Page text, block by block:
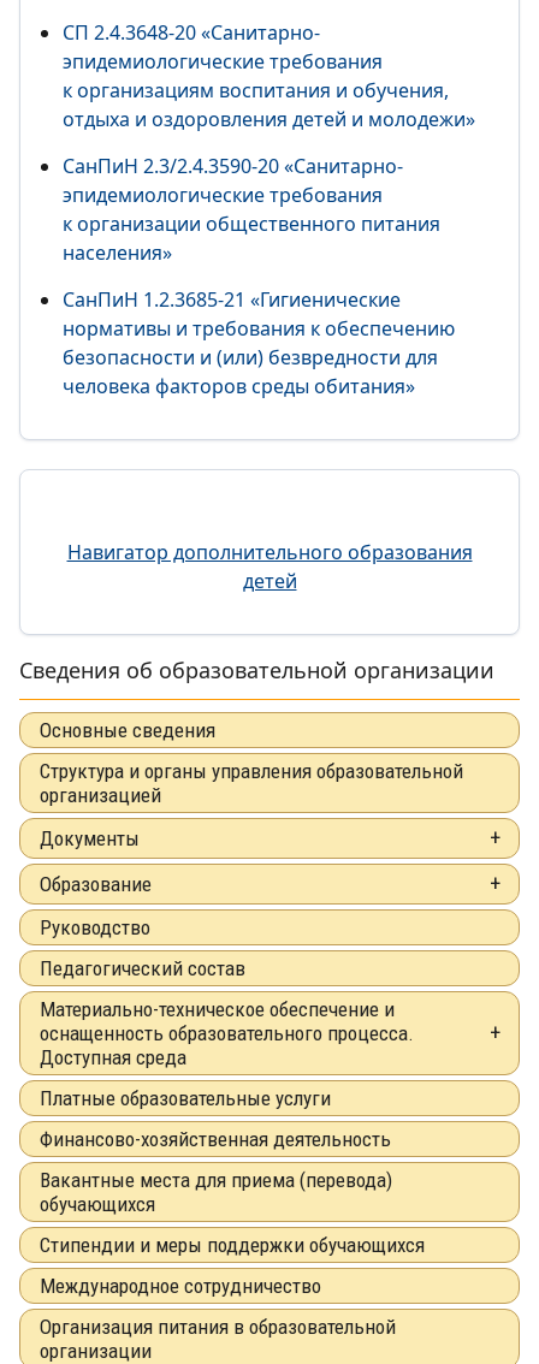
Навигатор дополнительного образования
детей
Сведения об образовательной организации
Основные сведения
Структура и органы управления образовательной
организацией
Документы
Образование
Руководство
Педагогический состав
Материально-техническое обеспечение и
оснащенность образовательного процесса.
Доступная среда
Платные образовательные услуги
Финансово-хозяйственная деятельность
Вакантные места для приема (перевода)
обучающихся
Стипендии и меры поддержки обучающихся
Международное сотрудничество
Организация питания в образовательной
организации
СП 2.4.3648-20 «Санитарно-
эпидемиологические требования
к организациям воспитания и обучения,
отдыха и оздоровления детей и молодежи»
СанПиН 2.3/2.4.3590-20 «Санитарно-
эпидемиологические требования
к организации общественного питания
населения»
СанПиН 1.2.3685-21 «Гигиенические
нормативы и требования к обеспечению
безопасности и (или) безвредности для
человека факторов среды обитания»